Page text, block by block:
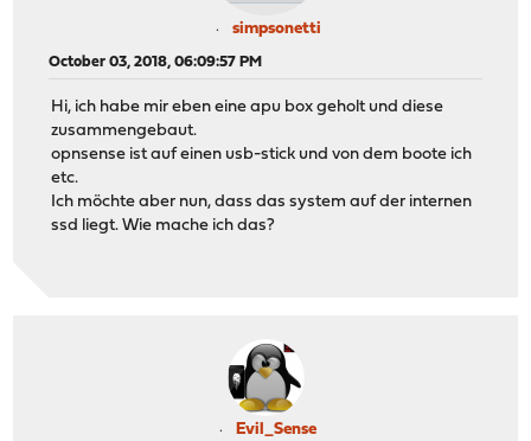
simpsonetti
October 03, 2018, 06:09:57 PM
Hi, ich habe mir eben eine apu box geholt und diese
zusammengebaut.
opnsense ist auf einen usb-stick und von dem boote ich
etc.
Ich möchte aber nun, dass das system auf der internen
ssd liegt. Wie mache ich das?
Evil_Sense